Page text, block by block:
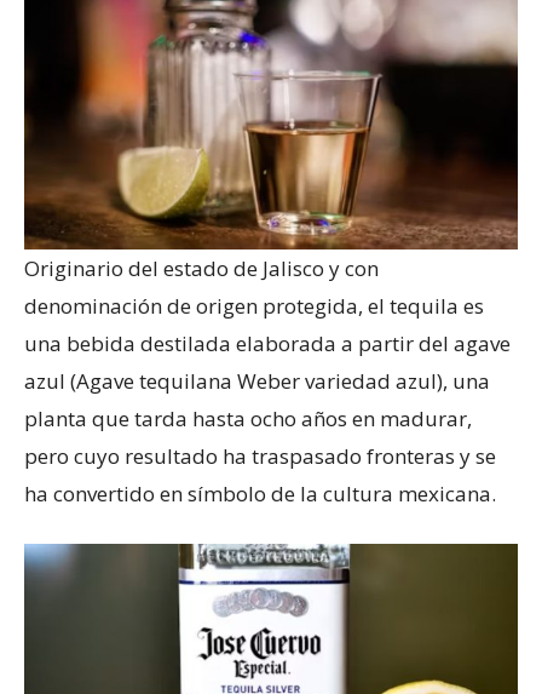
Originario del estado de Jalisco y con
denominación de origen protegida, el tequila es
una bebida destilada elaborada a partir del agave
azul (Agave tequilana Weber variedad azul), una
planta que tarda hasta ocho años en madurar,
pero cuyo resultado ha traspasado fronteras y se
ha convertido en símbolo de la cultura mexicana.